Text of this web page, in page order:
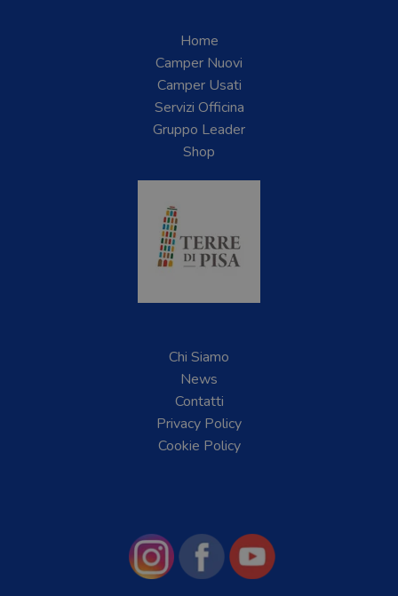
Home
Camper Nuovi
Camper Usati
Servizi Officina
Gruppo Leader
Shop
Chi Siamo
News
Contatti
Privacy Policy
Cookie Policy